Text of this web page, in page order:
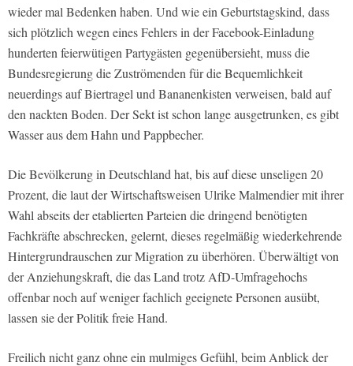
wieder mal Bedenken haben. Und wie ein Geburtstagskind, dass
sich plötzlich wegen eines Fehlers in der Facebook-Einladung
hunderten feierwütigen Partygästen gegenübersieht, muss die
Bundesregierung die Zuströmenden für die Bequemlichkeit
neuerdings auf Biertragel und Bananenkisten verweisen, bald auf
den nackten Boden. Der Sekt ist schon lange ausgetrunken, es gibt
Wasser aus dem Hahn und Pappbecher.
Die Bevölkerung in Deutschland hat, bis auf diese unseligen 20
Prozent, die laut der Wirtschaftsweisen Ulrike Malmendier mit ihrer
Wahl abseits der etablierten Parteien die dringend benötigten
Fachkräfte abschrecken, gelernt, dieses regelmäßig wiederkehrende
Hintergrundrauschen zur Migration zu überhören. Überwältigt von
der Anziehungskraft, die das Land trotz AfD-Umfragehochs
offenbar noch auf weniger fachlich geeignete Personen ausübt,
lassen sie der Politik freie Hand.
Freilich nicht ganz ohne ein mulmiges Gefühl, beim Anblick der